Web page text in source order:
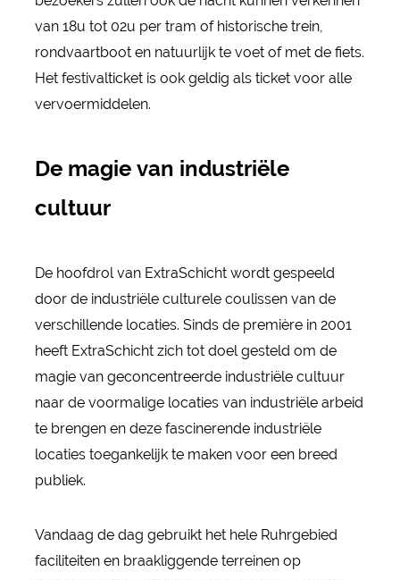
van 18u tot 02u per tram of historische trein,
rondvaartboot en natuurlijk te voet of met de fiets.
Het festivalticket is ook geldig als ticket voor alle
vervoermiddelen.
De magie van industriële
cultuur
De hoofdrol van ExtraSchicht wordt gespeeld
door de industriële culturele coulissen van de
verschillende locaties. Sinds de première in 2001
heeft ExtraSchicht zich tot doel gesteld om de
magie van geconcentreerde industriële cultuur
naar de voormalige locaties van industriële arbeid
te brengen en deze fascinerende industriële
locaties toegankelijk te maken voor een breed
publiek.
Vandaag de dag gebruikt het hele Ruhrgebied
faciliteiten en braakliggende terreinen op